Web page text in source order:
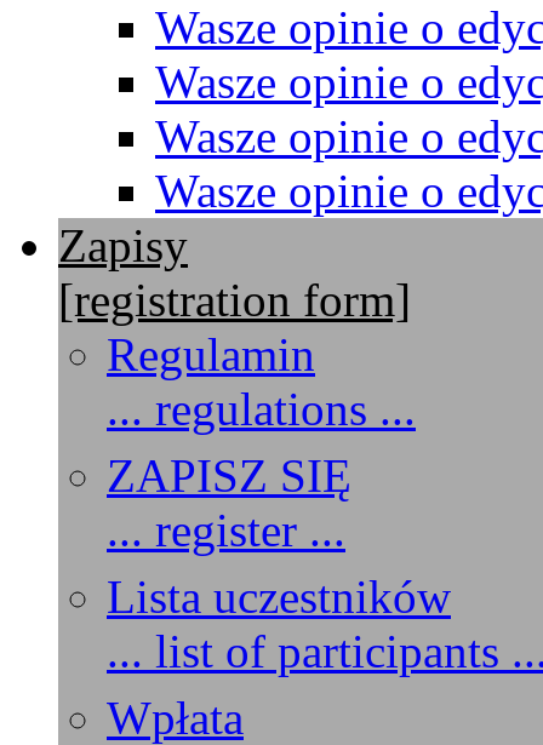
Wasze opinie o
Wasze opinie o
Wasze opinie o
Wasze opinie o
Zapisy
[registration form]
Regulamin
... regulations ...
ZAPISZ SIĘ
... register ...
Lista uczestników
... list of participants
Wpłata